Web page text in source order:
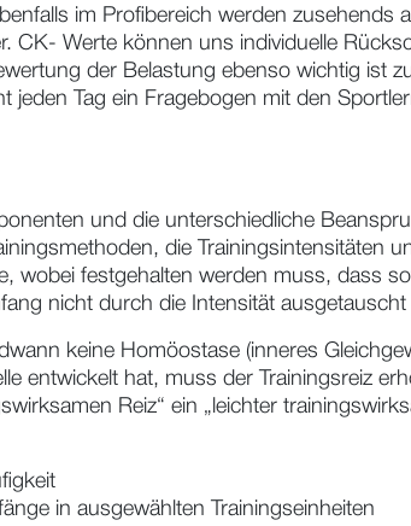
im Profibereich werden zusehends
CK- Werte können uns individuelle
der Belastung ebenso wichtig ist
jeden Tag ein Fragebogen mit den
und die unterschiedliche
die
wobei festgehalten werden muss, dass
nicht durch die Intensität
keine Homöostase (inneres
entwickelt hat, muss der Trainingsreiz
Reiz“ ein „leichter
in ausgewählten Trainingseinheiten